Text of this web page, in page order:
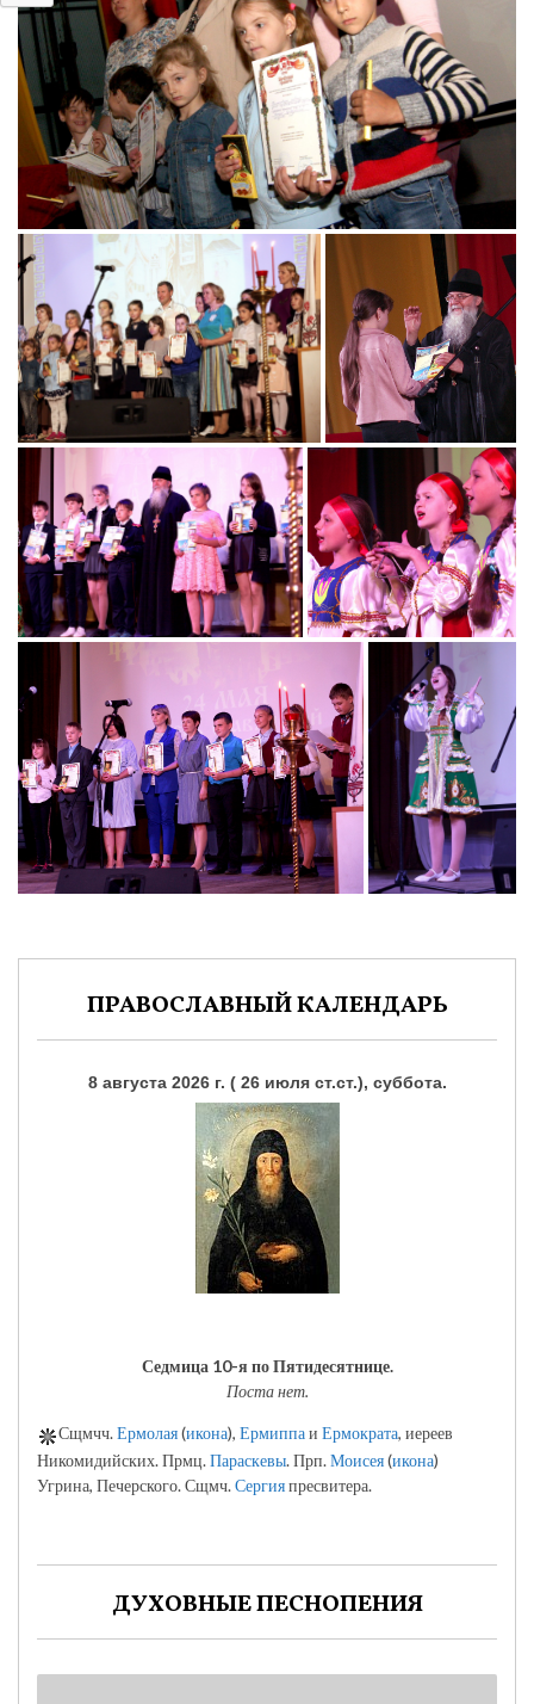
ПРАВОСЛАВНЫЙ КАЛЕНДАРЬ
8 августа 2026 г. ( 26 июля ст.ст.), суббота.
Седмица 10-я по Пятидесятнице.
Поста нет.
Сщмчч.Ермолая(икона), Ермиппаи Ермократа, иереев
Никомидийских. Прмц.Параскевы. Прп.Моисея(икона)
Угрина, Печерского. Сщмч.Сергияпресвитера.
ДУХОВНЫЕ ПЕСНОПЕНИЯ